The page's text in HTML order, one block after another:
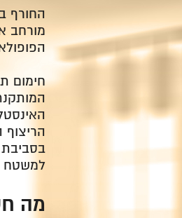
החורף
מורחב
חימום
למשטח
מה